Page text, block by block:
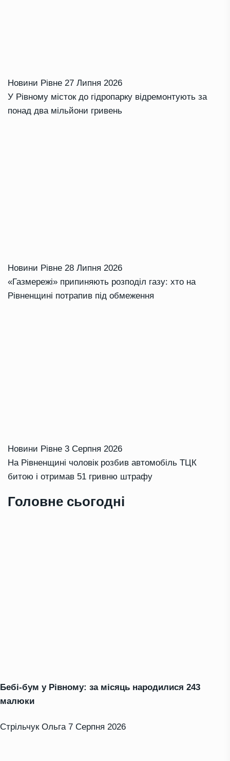
Новини Рівне 27 Липня 2026
У Рівному місток до гідропарку відремонтують за
понад два мільйони гривень
Новини Рівне 28 Липня 2026
«Газмережі» припиняють розподіл газу: хто на
Рівненщині потрапив під обмеження
Новини Рівне 3 Серпня 2026
На Рівненщині чоловік розбив автомобіль ТЦК
битою і отримав 51 гривню штрафу
Головне сьогодні
Бебі-бум у Рівному: за місяць народилися 243
малюки
Стрільчук Ольга 7 Серпня 2026